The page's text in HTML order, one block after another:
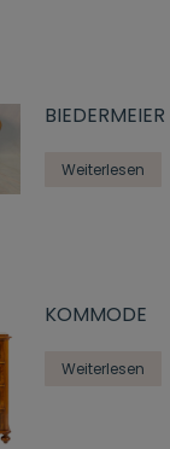
Weiterlesen
KOMMODE
Weiterlesen